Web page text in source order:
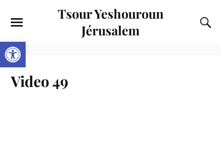
Ouvrir la barre d’outils
Tsour Yeshouroun
Jérusalem
Video 49